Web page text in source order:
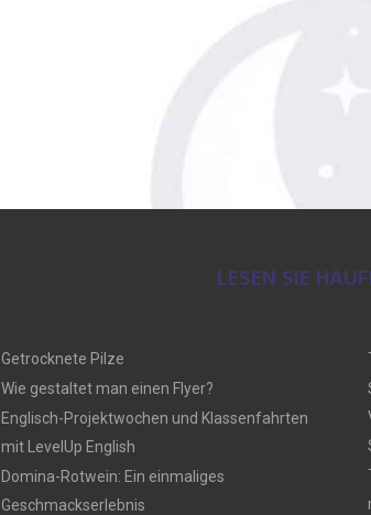
LESEN SIE
Getrocknete Pilze
Wie gestaltet man einen Flyer?
Englisch-Projektwochen und Klassenfahrten
mit LevelUp English
Domina-Rotwein: Ein einmaliges
Geschmackserlebnis